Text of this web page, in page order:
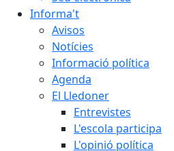
Informa't
Avisos
Notícies
Informació política
Agenda
El Lledoner
Entrevistes
L'escola participa
L'opinió política